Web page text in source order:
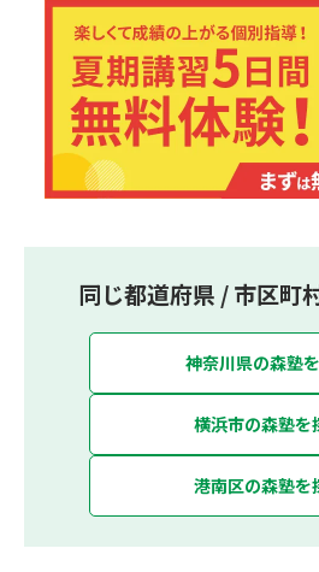
別指導で、「1科目＋20点の成
です。しかも、「保護者様にも
くの保護者様からご好評いた
同じ都道府県 / 市区町
神奈川県の森塾
横浜市の森塾を
港南区の森塾を